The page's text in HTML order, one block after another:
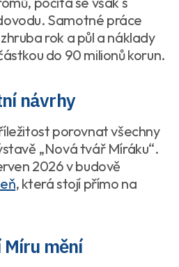
Samotné práce
rok a půl a náklady
do 90 milionů korun.
návrhy
porovnat všechny
„Nová tvář Míráku“.
2026 v budově
, která stojí přímo na
Míru mění